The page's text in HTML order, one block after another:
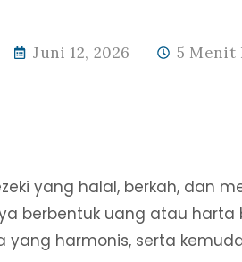
Juni 12, 2026 5 Menit
yang halal, berkah, dan
berbentuk uang atau
yang harmonis, serta